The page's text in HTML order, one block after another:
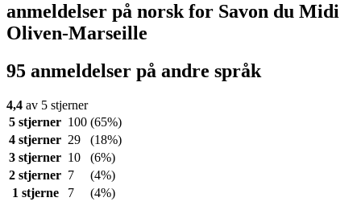
anmeldelser på norsk for Savon du Midi
Oliven-Marseille
95 anmeldelser på andre språk
4,4 av 5 stjerner
5 stjerner 100 (65%)
4 stjerner 29
(18%)
3 stjerner 10
(6%)
2 stjerner 7
(4%)
1 stjerne
7 (4%)